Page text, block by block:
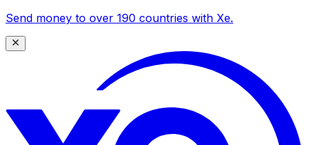
Send money to over 190 countries with Xe.